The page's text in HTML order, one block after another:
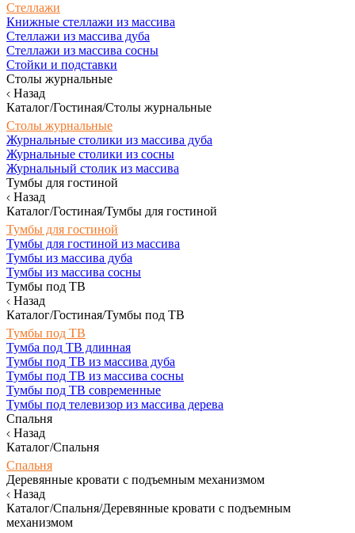
Стеллажи
Книжные стеллажи из массива
Стеллажи из массива дуба
Стеллажи из массива сосны
Стойки и подставки
Столы журнальные
Назад
Каталог/Гостиная/Столы журнальные
Столы журнальные
Журнальные столики из массива дуба
Журнальные столики из сосны
Журнальный столик из массива
Тумбы для гостиной
Назад
Каталог/Гостиная/Тумбы для гостиной
Тумбы для гостиной
Тумбы для гостиной из массива
Тумбы из массива дуба
Тумбы из массива сосны
Тумбы под ТВ
Назад
Каталог/Гостиная/Тумбы под ТВ
Тумбы под ТВ
Тумба под ТВ длинная
Тумбы под ТВ из массива дуба
Тумбы под ТВ из массива сосны
Тумбы под ТВ современные
Тумбы под телевизор из массива дерева
Спальня
Назад
Каталог/Спальня
Спальня
Деревянные кровати с подъемным механизмом
Назад
Каталог/Спальня/Деревянные кровати с подъемным
механизмом